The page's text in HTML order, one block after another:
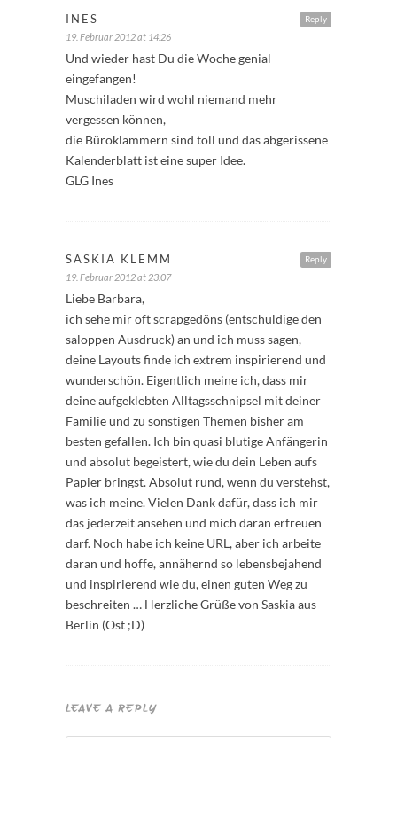
Reply
INES
19. Februar 2012 at 14:26
Und wieder hast Du die Woche genial
eingefangen!
Muschiladen wird wohl niemand mehr
vergessen können,
die Büroklammern sind toll und das abgerissene
Kalenderblatt ist eine super Idee.
GLG Ines
Reply
SASKIA KLEMM
19. Februar 2012 at 23:07
Liebe Barbara,
ich sehe mir oft scrapgedöns (entschuldige den
saloppen Ausdruck) an und ich muss sagen,
deine Layouts finde ich extrem inspirierend und
wunderschön. Eigentlich meine ich, dass mir
deine aufgeklebten Alltagsschnipsel mit deiner
Familie und zu sonstigen Themen bisher am
besten gefallen. Ich bin quasi blutige Anfängerin
und absolut begeistert, wie du dein Leben aufs
Papier bringst. Absolut rund, wenn du verstehst,
was ich meine. Vielen Dank dafür, dass ich mir
das jederzeit ansehen und mich daran erfreuen
darf. Noch habe ich keine URL, aber ich arbeite
daran und hoffe, annähernd so lebensbejahend
und inspirierend wie du, einen guten Weg zu
beschreiten … Herzliche Grüße von Saskia aus
Berlin (Ost ;D)
LEAVE A REPLY